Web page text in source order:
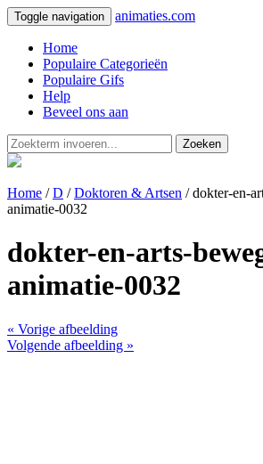
Toggle navigation animaties.com
Home
Populaire Categorieën
Populaire Gifs
Help
Beveel ons aan
Zoeken
Home /D /Doktoren & Artsen / dokter-en-
animatie-0032
dokter-en-arts-
animatie-0032
« Vorige afbeelding
Volgende afbeelding »